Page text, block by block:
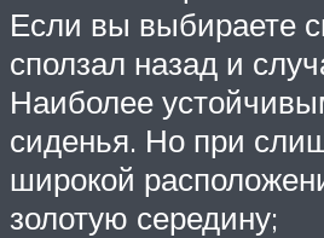
Если вы выбираете
сползал назад и
Наиболее
сиденья. Но при
широкой
золотую середину;